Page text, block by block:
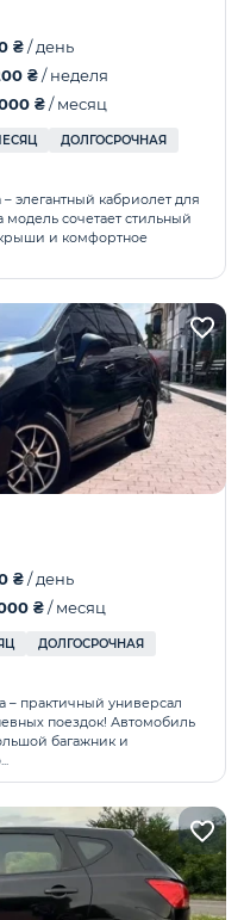
₴/ день
₴/ неделя
₴/ месяц
ДОЛГОСРОЧНАЯ
элегантный кабриолет для
сочетает стильный
и комфортное
₴/ день
₴/ месяц
ДОЛГОСРОЧНАЯ
– практичный универсал
поездок! Автомобиль
багажник и